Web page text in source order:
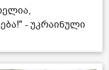
- უკრაინული